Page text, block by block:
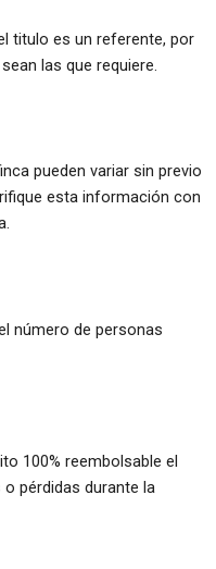
titulo es un referente, por
las que requiere.
pueden variar sin previo
esta información con
número de personas
100% reembolsable el
pérdidas durante la